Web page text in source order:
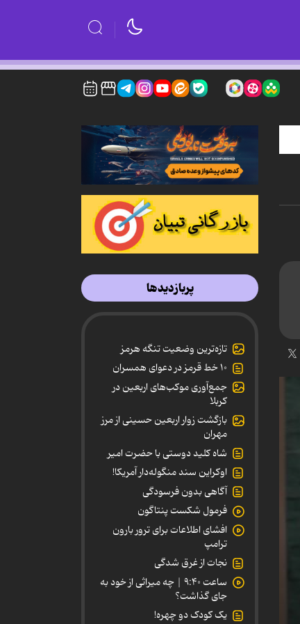
پربازدیدها
تازه‌ترین وضعیت تنگه هرمز
۱۰ خط قرمز در دعوای همسران
جمع‌آوری موکب‌های اربعین در
کربلا
بازگشت زوار اربعین حسینی از مرز
مهران
شاه کلید دوستی با حضرت امیر
اوکراین سند منگوله‌دار آمریکا!
آگاهی بدون فرسودگی
فرمول شکست پنتاگون
افشای اطلاعات برای ترور بارون
ترامپ
نجات از غرق شدگی
ساعت ۹:۴۰ | چه میراثی از خود به
جای گذاشت؟
یک کودک دو چهره!